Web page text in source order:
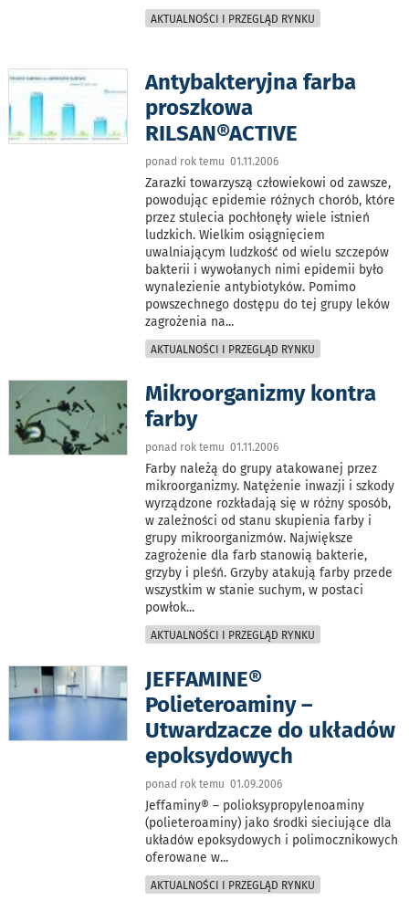
AKTUALNOŚCI I PRZEGLĄD RYNKU
Antybakteryjna farba
proszkowa
RILSAN®ACTIVE
ponad rok temu 01.11.2006
Zarazki towarzyszą człowiekowi od zawsze,
powodując epidemie różnych chorób, które
przez stulecia pochłonęły wiele istnień
ludzkich. Wielkim osiągnięciem
uwalniającym ludzkość od wielu szczepów
bakterii i wywołanych nimi epidemii było
wynalezienie antybiotyków. Pomimo
powszechnego dostępu do tej grupy leków
zagrożenia na...
AKTUALNOŚCI I PRZEGLĄD RYNKU
Mikroorganizmy kontra
farby
ponad rok temu 01.11.2006
Farby należą do grupy atakowanej przez
mikroorganizmy. Natężenie inwazji i szkody
wyrządzone rozkładają się w różny sposób,
w zależności od stanu skupienia farby i
grupy mikroorganizmów. Największe
zagrożenie dla farb stanowią bakterie,
grzyby i pleśń. Grzyby atakują farby przede
wszystkim w stanie suchym, w postaci
powłok...
AKTUALNOŚCI I PRZEGLĄD RYNKU
JEFFAMINE®
Polieteroaminy –
Utwardzacze do układów
epoksydowych
ponad rok temu 01.09.2006
Jeffaminy® – polioksypropylenoaminy
(polieteroaminy) jako środki sieciujące dla
układów epoksydowych i polimocznikowych
oferowane w...
AKTUALNOŚCI I PRZEGLĄD RYNKU